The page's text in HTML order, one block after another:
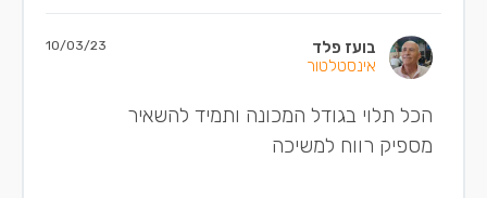
בועז פלד
אינסטלטור
10/03/23
הכל תלוי בגודל המכונה ותמיד להשאיר
מספיק רווח למשיכה